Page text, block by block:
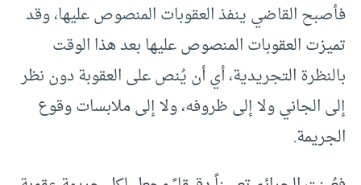
فأصبح القاضي ينفذ العقوبات المنصوص عليها، وقد
تميزت العقوبات المنصوص عليها بعد هذا الوقت
بالنظرة التجريدية، أي أن يُنص على العقوبة دون نظر
إلى الجاني ولا إلى ظروفه، ولا إلى ملابسات وقوع
الجريمة.